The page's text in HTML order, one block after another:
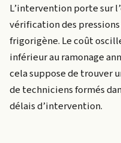
L’intervention porte sur
vérification des
frigorigène. Le coût
inférieur au ramonage
cela suppose de trouver
de techniciens formés
délais d’intervention.